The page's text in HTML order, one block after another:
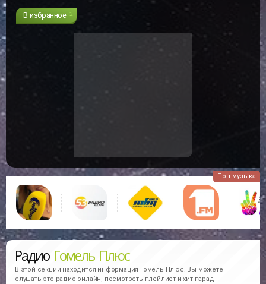
В избранное 2
Поп музыка
Радио Гомель Плюс
В этой секции находится информация Гомель Плюс. Вы можете
слушать это радио онлайн, посмотреть плейлист и хит-парад